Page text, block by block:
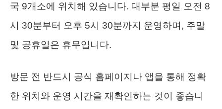
국 9개소에 위치해 있습니다. 대부분 평일 오전 8
시 30분부터 오후 5시 30분까지 운영하며, 주말
및 공휴일은 휴무입니다.
방문 전 반드시 공식 홈페이지나 앱을 통해 정확
한 위치와 운영 시간을 재확인하는 것이 좋습니